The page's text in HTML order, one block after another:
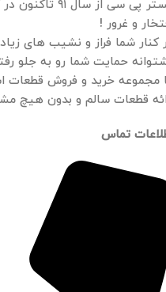
مستر پی سی از
و غرور !
کنار شما فراز و نشیب های
حمایت شما رو به جلو
مجموعه خرید و فروش قطعات
قطعات سالم و بدون هیچ
تماس